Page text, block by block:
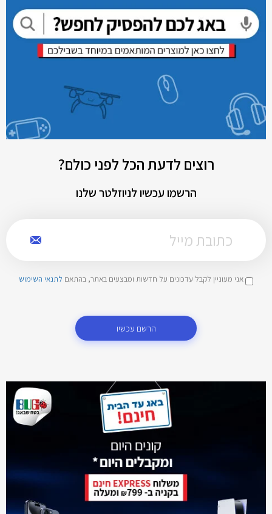
רוצים לדעת הכל לפני כולם?
הרשמו עכשיו לניוזלטר שלנו
אני מעוניין לקבל עדכונים על חדשות ומבצעים באתר, בהתאם לתנאי השימוש
הרשם עכשיו